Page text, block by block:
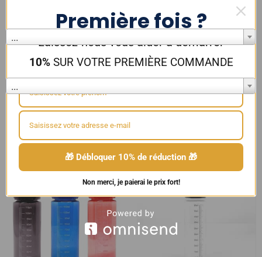
Résistance
...
Couleur
...
SUPERVAPE,Bases et Boosters
BASES NEUTRES,DIY
Première fois ?
Laissez-nous vous aider à démarrer
10%SUR VOTRE PREMIÈRE COMMANDE
🎁 Débloquer 10% de réduction 🎁
Non merci, je paierai le prix fort!